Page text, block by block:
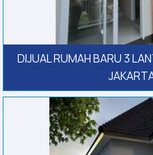
DIJUAL RUMAH BARU 3